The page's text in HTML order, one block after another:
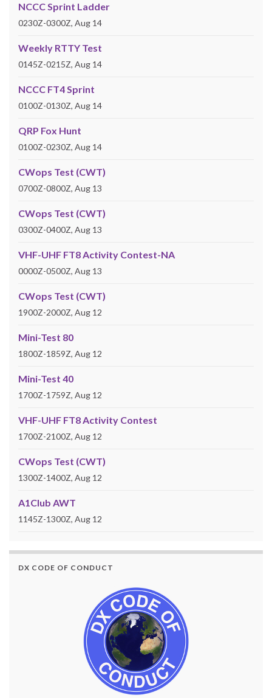
NCCC Sprint Ladder
0230Z-0300Z, Aug 14
Weekly RTTY Test
0145Z-0215Z, Aug 14
NCCC FT4 Sprint
0100Z-0130Z, Aug 14
QRP Fox Hunt
0100Z-0230Z, Aug 14
CWops Test (CWT)
0700Z-0800Z, Aug 13
CWops Test (CWT)
0300Z-0400Z, Aug 13
VHF-UHF FT8 Activity Contest-NA
0000Z-0500Z, Aug 13
CWops Test (CWT)
1900Z-2000Z, Aug 12
Mini-Test 80
1800Z-1859Z, Aug 12
Mini-Test 40
1700Z-1759Z, Aug 12
VHF-UHF FT8 Activity Contest
1700Z-2100Z, Aug 12
CWops Test (CWT)
1300Z-1400Z, Aug 12
A1Club AWT
1145Z-1300Z, Aug 12
DX CODE OF CONDUCT